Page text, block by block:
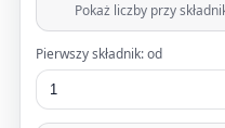
Pokaż liczby przy
Pierwszy składnik: od